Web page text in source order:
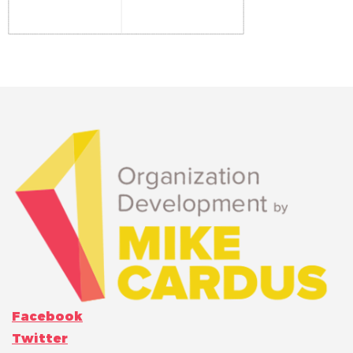
Facebook
Twitter